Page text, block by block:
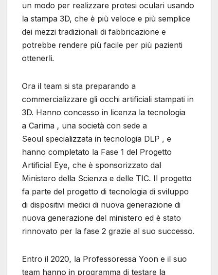
un modo per realizzare protesi oculari usando
la stampa 3D, che è più veloce e più semplice
dei mezzi tradizionali di fabbricazione e
potrebbe rendere più facile per più pazienti
ottenerli.
Ora il team si sta preparando a
commercializzare gli occhi artificiali stampati in
3D. Hanno concesso in licenza la tecnologia
a Carima , una società con sede a
Seoul specializzata in tecnologia DLP , e
hanno completato la Fase 1 del Progetto
Artificial Eye, che è sponsorizzato dal
Ministero della Scienza e delle TIC. Il progetto
fa parte del progetto di tecnologia di sviluppo
di dispositivi medici di nuova generazione di
nuova generazione del ministero ed è stato
rinnovato per la fase 2 grazie al suo successo.
Entro il 2020, la Professoressa Yoon e il suo
team hanno in programma di testare la